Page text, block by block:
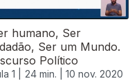
humano, Ser
Ser um Mundo.
Político
1 | 24 min. | 10 nov. 2020